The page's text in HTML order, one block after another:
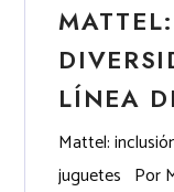
LÍNEA
Mattel:
juguetes Por